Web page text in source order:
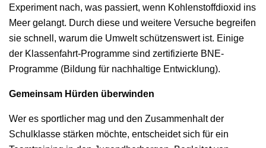
Experiment nach, was passiert, wenn Kohlenstoffdioxid ins
Meer gelangt. Durch diese und weitere Versuche begreifen
sie schnell, warum die Umwelt schützenswert ist. Einige
der Klassenfahrt-Programme sind zertifizierte BNE-
Programme (Bildung für nachhaltige Entwicklung).
Gemeinsam Hürden überwinden
Wer es sportlicher mag und den Zusammenhalt der
Schulklasse stärken möchte, entscheidet sich für ein